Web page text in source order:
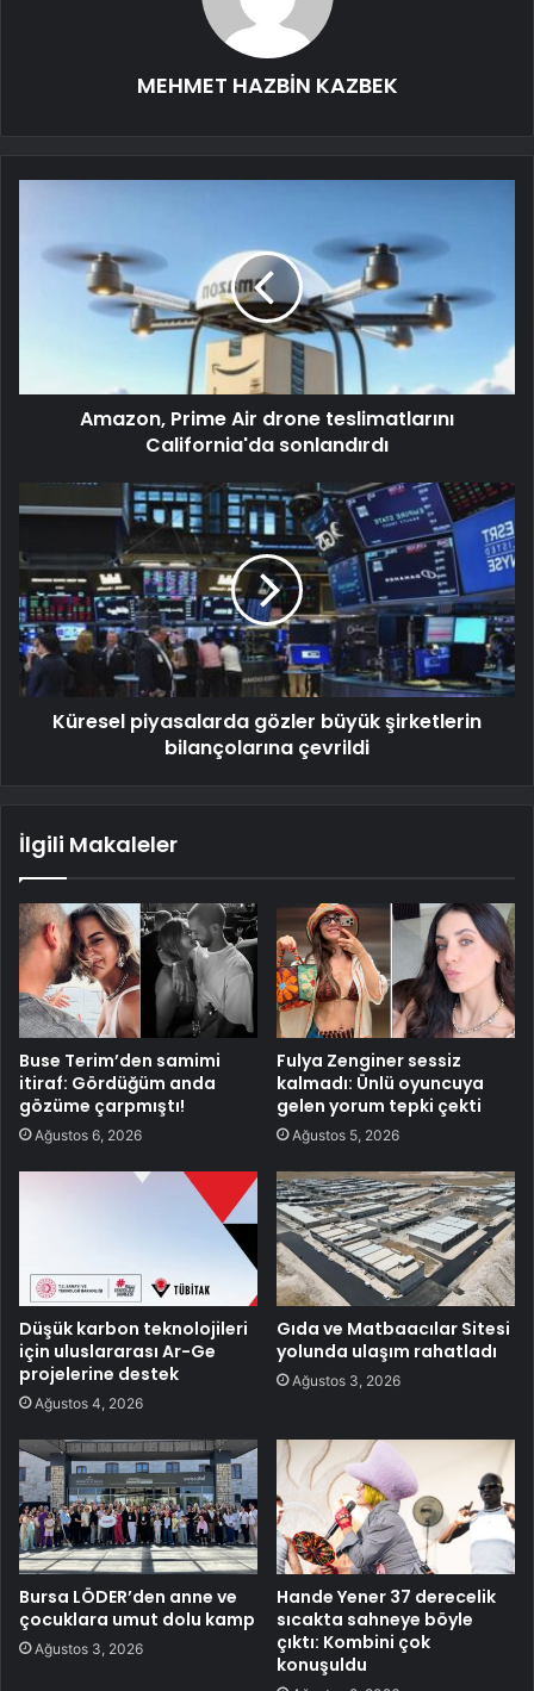
MEHMET HAZBİN KAZBEK
Amazon, Prime Air drone teslimatlarını
California'da sonlandırdı
Küresel piyasalarda gözler büyük şirketlerin
bilançolarına çevrildi
İlgili Makaleler
Buse Terim’den samimi
itiraf: Gördüğüm anda
gözüme çarpmıştı!
Ağustos 6, 2026
Fulya Zenginer sessiz
kalmadı: Ünlü oyuncuya
gelen yorum tepki çekti
Ağustos 5, 2026
Düşük karbon teknolojileri
için uluslararası Ar-Ge
projelerine destek
Ağustos 4, 2026
Gıda ve Matbaacılar Sitesi
yolunda ulaşım rahatladı
Ağustos 3, 2026
Bursa LÖDER’den anne ve
çocuklara umut dolu kamp
Ağustos 3, 2026
Hande Yener 37 derecelik
sıcakta sahneye böyle
çıktı: Kombini çok
konuşuldu